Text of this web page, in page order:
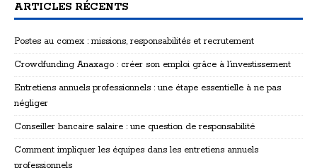
ARTICLES RÉCENTS
Postes au comex : missions, responsabilités et recrutement
Crowdfunding Anaxago : créer son emploi grâce à l’investissement
Entretiens annuels professionnels : une étape essentielle à ne pas
négliger
Conseiller bancaire salaire : une question de responsabilité
Comment impliquer les équipes dans les entretiens annuels
professionnels